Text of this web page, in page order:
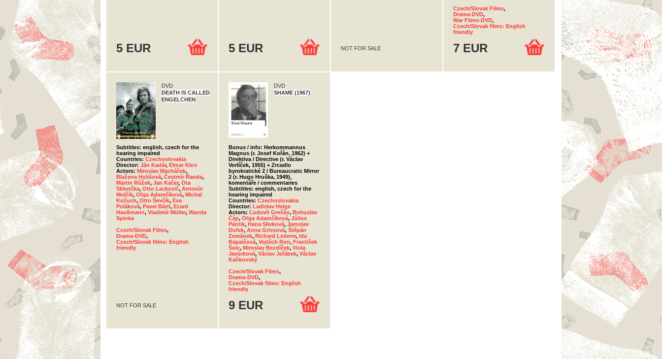
5 EUR 5 EUR NOT FOR SALE
Czech/Slovak Films,
Drama-DVD,
War Films-DVD,
Czech/Slovak films: English
friendly
7 EUR
DVD
DEATH IS CALLED
ENGELCHEN
Subtitles: english, czech for the
hearing impaired
Countries: Czechoslovakia
Director: Ján Kadár, Elmar Klos
Actors: Miroslav Macháček,
Blažena Holišová, Čestmír Řanda,
Martin Růžek, Jan Kačer, Ota
Sklenčka, Otto Lackovič, Antonín
Molčík, Oľga Adamčíková, Michal
Kožuch, Otto Ševčík, Eva
Poláková, Pavel Bártl, Ezard
Haußmann, Vladimír Müller, Wanda
Spinka
Czech/Slovak Films,
Drama-DVD,
Czech/Slovak films: English
friendly
NOT FOR SALE
DVD
SHAME (1967)
Bonus / info: Herkommannus
Magnus (r. Josef Kořán, 1962) +
Direktiva / Directive (r. Václav
Vorlíček, 1955) + Zrcadlo
byrokratické 2 / Bureaucratic Mirror
2 (r. Hugo Hruška, 1949),
komentáře / commentaries
Subtitles: english, czech for the
hearing impaired
Countries: Czechoslovakia
Director: Ladislav Helge
Actors: Ľudovít Greššo, Bohuslav
Čáp, Oľga Adamčíková, Július
Pántik, Hana Slivková, Jaroslav
Dufek, Anna Grissová, Štěpán
Zemánek, Richard Lederer, Ida
Rapaičová, Vojtěch Ron, František
Šolc, Miroslav Bezdíček, Viola
Javůrková, Václav Jeřábek, Václav
Kaňkovský
Czech/Slovak Films,
Drama-DVD,
Czech/Slovak films: English
friendly
9 EUR